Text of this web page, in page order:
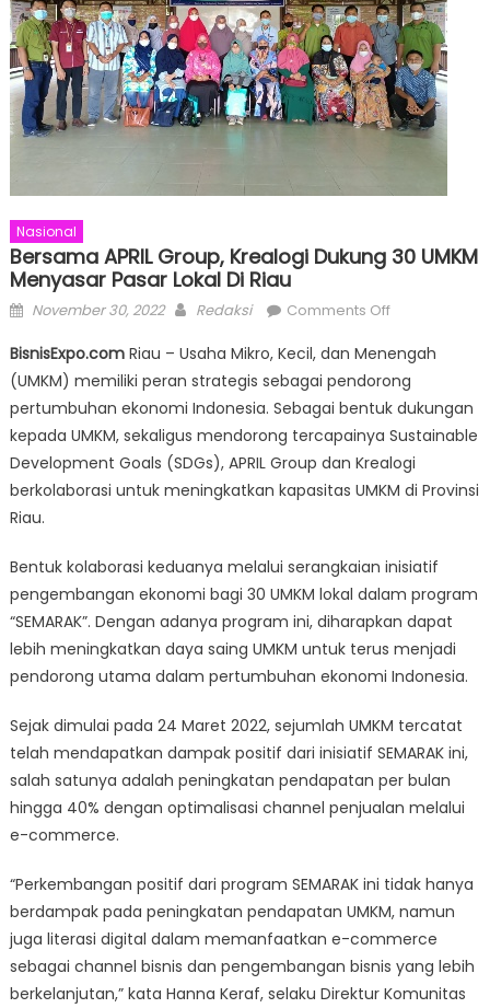
Nasional
Bersama APRIL Group, Krealogi Dukung 30 UMKM
Menyasar Pasar Lokal Di Riau
Posted
November 30, 2022 Author
Redaksi Comments Offon
APRIL
Group,
Krealogi
Dukung
30
UMKM
Lokal
Riau
BisnisExpo.comRiau – Usaha Mikro, Kecil, dan Menengah
(UMKM) memiliki peran strategis sebagai pendorong
pertumbuhan ekonomi Indonesia. Sebagai bentuk dukungan
kepada UMKM, sekaligus mendorong tercapainya Sustainable
Development Goals (SDGs), APRIL Group dan Krealogi
berkolaborasi untuk meningkatkan kapasitas UMKM di Provinsi
Riau.
Bentuk kolaborasi keduanya melalui serangkaian inisiatif
pengembangan ekonomi bagi 30 UMKM lokal dalam program
“SEMARAK”. Dengan adanya program ini, diharapkan dapat
lebih meningkatkan daya saing UMKM untuk terus menjadi
pendorong utama dalam pertumbuhan ekonomi Indonesia.
Sejak dimulai pada 24 Maret 2022, sejumlah UMKM tercatat
telah mendapatkan dampak positif dari inisiatif SEMARAK ini,
salah satunya adalah peningkatan pendapatan per bulan
hingga 40% dengan optimalisasi channel penjualan melalui
e-commerce.
“Perkembangan positif dari program SEMARAK ini tidak hanya
berdampak pada peningkatan pendapatan UMKM, namun
juga literasi digital dalam memanfaatkan e-commerce
sebagai channel bisnis dan pengembangan bisnis yang lebih
berkelanjutan,” kata Hanna Keraf, selaku Direktur Komunitas